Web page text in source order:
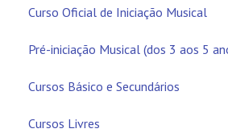
Curso Oficial de Iniciação Musical
Pré-iniciação Musical (dos 3 aos 5
Cursos Básico e Secundários
Cursos Livres